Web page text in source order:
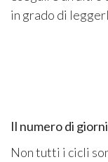
in grado di
Il numero di
Non tutti i cicli